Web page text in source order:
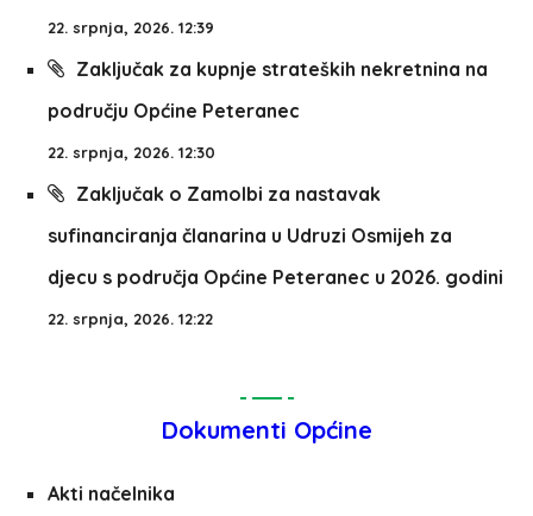
22. srpnja, 2026. 12:39
Zaključak za kupnje strateških nekretnina na
području Općine Peteranec
22. srpnja, 2026. 12:30
Zaključak o Zamolbi za nastavak
sufinanciranja članarina u Udruzi Osmijeh za
djecu s područja Općine Peteranec u 2026. godini
22. srpnja, 2026. 12:22
Dokumenti Općine
Akti načelnika